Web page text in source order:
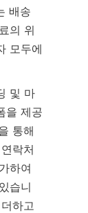
배송
의 위
모두에
및 마
을 제공
통해
락처
하여
습니
하고